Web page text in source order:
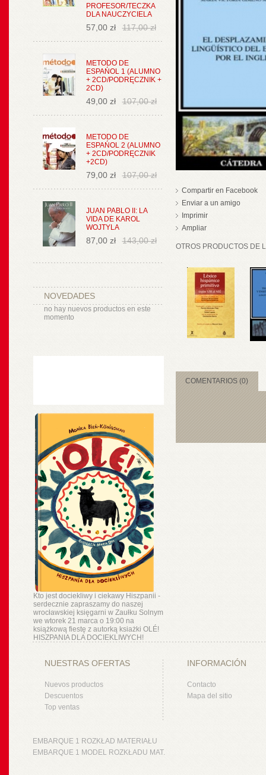
PROFESOR/TECZKA
DLA NAUCZYCIELA
57,00 zł 117,00 zł
METODO DE
ESPAŃOL 1 (ALUMNO
+ 2CD/PODRĘCZNIK +
2CD)
49,00 zł 107,00 zł
METODO DE
ESPAŃOL 2 (ALUMNO
+ 2CD/PODRĘCZNIK
+2CD)
79,00 zł 107,00 zł
JUAN PABLO II: LA
VIDA DE KAROL
WOJTYLA
87,00 zł 143,00 zł
NOVEDADES
no hay nuevos productos en este
momento
Kto jest dociekliwy i ciekawy Hiszpanii -
serdecznie zapraszamy do naszej
wrocławskiej księgarni w Zaułku Solnym
we wtorek 21 marca o 19:00 na
książkową fiestę z autorką ksiażki OLÉ!
HISZPANIA DLA DOCIEKLIWYCH!
Compartir en Facebook
Enviar a un amigo
Imprimir
Ampliar
OTROS PRODUCTOS DE
COMENTARIOS (0)
NUESTRAS OFERTAS
Nuevos productos
Descuentos
Top ventas
INFORMACIÓN
Contacto
Mapa del sitio
EMBARQUE 1 ROZKŁAD MATERIAŁU
EMBARQUE 1 MODEL ROZKŁADU MAT.